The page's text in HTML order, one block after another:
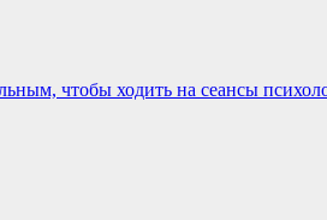
чтобы ходить на сеансы